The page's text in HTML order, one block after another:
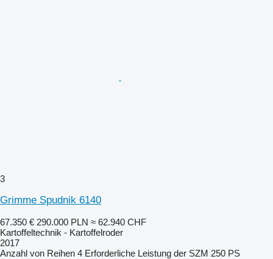
3
Grimme Spudnik 6140
67.350 € 290.000 PLN ≈ 62.940 CHF
Kartoffeltechnik - Kartoffelroder
2017
Anzahl von Reihen 4 Erforderliche Leistung der SZM 250 PS